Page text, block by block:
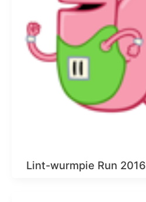
Lint-wurmpie Run 2016